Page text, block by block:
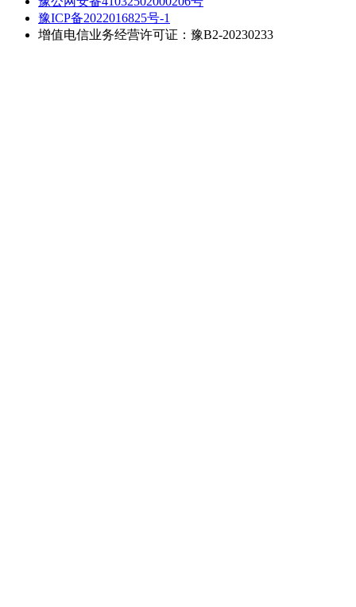
豫ICP备2022016825号-1
增值电信业务经营许可证：豫B2-20230233